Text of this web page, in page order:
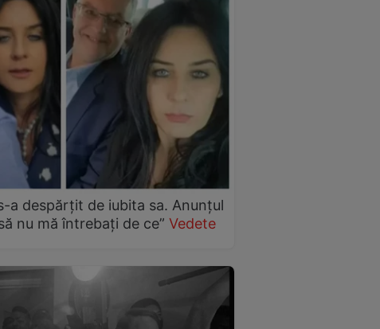
a despărțit de iubita sa. Anunțul
nu mă întrebați de ce” Vedete